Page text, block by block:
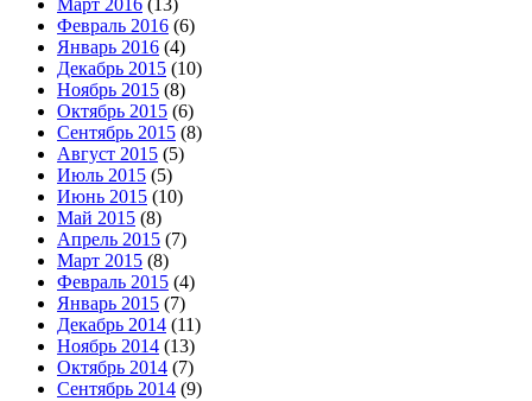
Март 2016 (13)
Февраль 2016 (6)
Январь 2016 (4)
Декабрь 2015 (10)
Ноябрь 2015 (8)
Октябрь 2015 (6)
Сентябрь 2015 (8)
Август 2015 (5)
Июль 2015 (5)
Июнь 2015 (10)
Май 2015 (8)
Апрель 2015 (7)
Март 2015 (8)
Февраль 2015 (4)
Январь 2015 (7)
Декабрь 2014 (11)
Ноябрь 2014 (13)
Октябрь 2014 (7)
Сентябрь 2014 (9)